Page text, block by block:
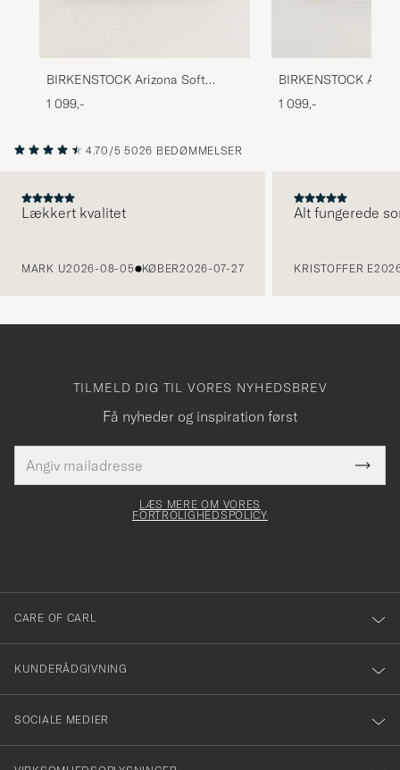
BIRKENSTOCK Arizona Soft
Footbed Black Suede
1 099,-
BIRKENSTOCK
Footbed Mocca
1 099,-
4.70/5 5026 BEDØMMELSER
Lækkert kvalitet
MARK U2026-08-05 KØBER2026-07-27
Alt fungerede
KRISTOFFER E
TILMELD DIG TIL VORES NYHEDSBREV
Få nyheder og inspiration først
mailadresse
skal
Tack
för
dig
till
vårt
nyhetsbrev!
LÆS MERE OM VORES
FORTROLIGHEDSPOLICY
CARE OF CARL
KUNDERÅDGIVNING
SOCIALE MEDIER